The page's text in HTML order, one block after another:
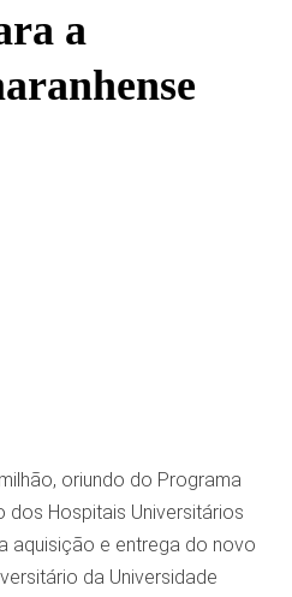
a
oriundo do Programa
dos Hospitais Universitários
aquisição e entrega do novo
da Universidade